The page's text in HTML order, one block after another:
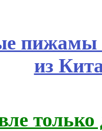
пижамы
из